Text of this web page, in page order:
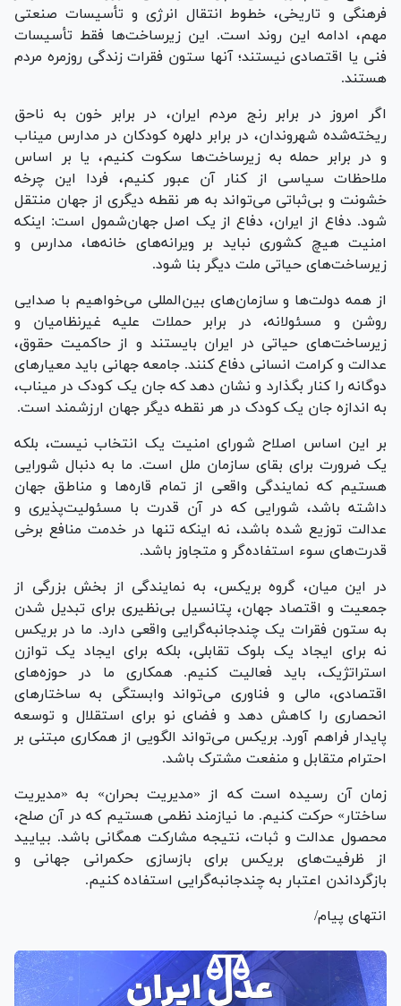
فرهنگی و تاریخی، خطوط انتقال انرژی و تأسیسات صنعتی
مهم، ادامه این روند است. این زیرساخت‌ها فقط تأسیسات
فنی یا اقتصادی نیستند؛ آنها ستون فقرات زندگی روزمره مردم
هستند.
اگر امروز در برابر رنج مردم ایران، در برابر خون به ناحق
ریخته‌شده شهروندان، در برابر دلهره کودکان در مدارس میناب
و در برابر حمله به زیرساخت‌ها سکوت کنیم، یا بر اساس
ملاحظات سیاسی از کنار آن عبور کنیم، فردا این چرخه
خشونت و بی‌ثباتی می‌تواند به هر نقطه دیگری از جهان منتقل
شود. دفاع از ایران، دفاع از یک اصل جهان‌شمول است: اینکه
امنیت هیچ کشوری نباید بر ویرانه‌های خانه‌ها، مدارس و
زیرساخت‌های حیاتی ملت دیگر بنا شود.
از همه دولت‌ها و سازمان‌های بین‌المللی می‌خواهیم با صدایی
روشن و مسئولانه، در برابر حملات علیه غیرنظامیان و
زیرساخت‌های حیاتی در ایران بایستند و از حاکمیت حقوق،
عدالت و کرامت انسانی دفاع کنند. جامعه جهانی باید معیار‌های
دوگانه را کنار بگذارد و نشان دهد که جان یک کودک در میناب،
به اندازه جان یک کودک در هر نقطه دیگر جهان ارزشمند است.
بر این اساس اصلاح شورای امنیت یک انتخاب نیست، بلکه
یک ضرورت برای بقای سازمان ملل است. ما به دنبال شورایی
هستیم که نمایندگی واقعی از تمام قاره‌ها و مناطق جهان
داشته باشد، شورایی که در آن قدرت با مسئولیت‌پذیری و
عدالت توزیع شده باشد، نه اینکه تنها در خدمت منافع برخی
قدرت‌های سوء استفاده‌گر و متجاوز باشد.
در این میان، گروه بریکس، به نمایندگی از بخش بزرگی از
جمعیت و اقتصاد جهان، پتانسیل بی‌نظیری برای تبدیل شدن
به ستون فقرات یک چندجانبه‌گرایی واقعی دارد. ما در بریکس
نه برای ایجاد یک بلوک تقابلی، بلکه برای ایجاد یک توازن
استراتژیک، باید فعالیت کنیم. همکاری ما در حوزه‌های
اقتصادی، مالی و فناوری می‌تواند وابستگی به ساختار‌های
انحصاری را کاهش دهد و فضای نو برای استقلال و توسعه
پایدار فراهم آورد. بریکس می‌تواند الگویی از همکاری مبتنی بر
احترام متقابل و منفعت مشترک باشد.
زمان آن رسیده است که از «مدیریت بحران» به «مدیریت
ساختار» حرکت کنیم. ما نیازمند نظمی هستیم که در آن صلح،
محصول عدالت و ثبات، نتیجه مشارکت همگانی باشد. بیایید
از ظرفیت‌های بریکس برای بازسازی حکمرانی جهانی و
بازگرداندن اعتبار به چندجانبه‌گرایی استفاده کنیم.
انتهای پیام/